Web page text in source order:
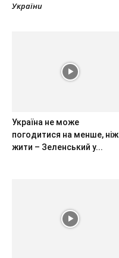
України
Україна не може
погодитися на менше, ніж
жити – Зеленський у...